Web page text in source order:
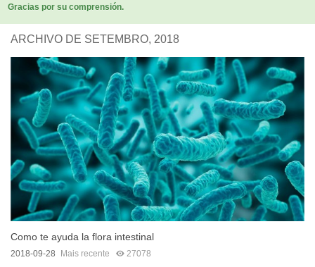
Gracias por su comprensión.
ARCHIVO DE SETEMBRO, 2018
Como te ayuda la flora intestinal
2018-09-28 Mais recente 27078